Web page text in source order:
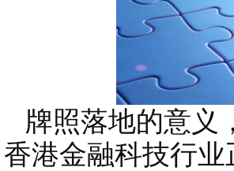
牌照落地的意义
香港金融科技行